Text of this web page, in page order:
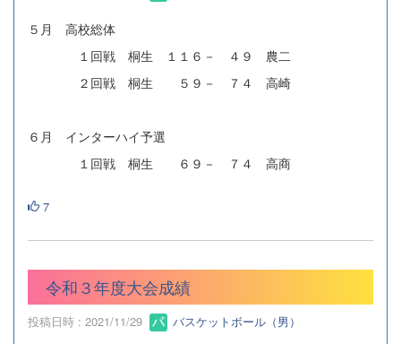
５月 高校総体
１回戦 桐生 １１６－ ４９ 農二
２回戦 桐生 ５９－ ７４ 高崎
６月 インターハイ予選
１回戦 桐生 ６９－ ７４ 高商
7
令和３年度大会成績
投稿日時 : 2021/11/29 バスケットボール（男）